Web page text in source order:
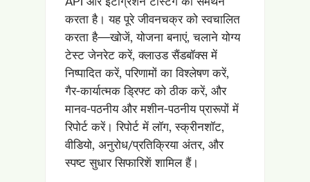
करता है। यह पूरे जीवनचक्र को स्वचालित
करता है—खोजें, योजना बनाएं, चलाने योग्य
टेस्ट जेनरेट करें, क्लाउड सैंडबॉक्स में
निष्पादित करें, परिणामों का विश्लेषण करें,
गैर-कार्यात्मक ड्रिफ्ट को ठीक करें, और
मानव-पठनीय और मशीन-पठनीय प्रारूपों में
रिपोर्ट करें। रिपोर्ट में लॉग, स्क्रीनशॉट,
वीडियो, अनुरोध/प्रतिक्रिया अंतर, और
स्पष्ट सुधार सिफारिशें शामिल हैं।